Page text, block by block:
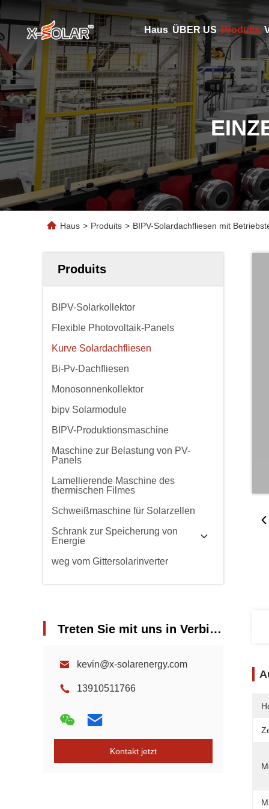
Haus ÜBER US Produits
Haus > Produits > BIPV-Solardachfliesen mit
Produits
BIPV-Solarkollektor
Flexible Photovoltaik-Panels
Kurve Solardachfliesen
Bi-Pv-Dachfliesen
Monosonnenkollektor
bipv Solarmodule
BIPV-Produktionsmaschine
Maschine zur Belastung von PV-
Panels
Lamellierende Maschine des
thermischen Filmes
Schweißmaschine für Solarzellen
Schrank zur Speicherung von
Energie
weg vom Gittersolarinverter
Treten Sie mit uns in Verbindung
kevin@x-solarenergy.com
13910511766
Kontakt jetzt